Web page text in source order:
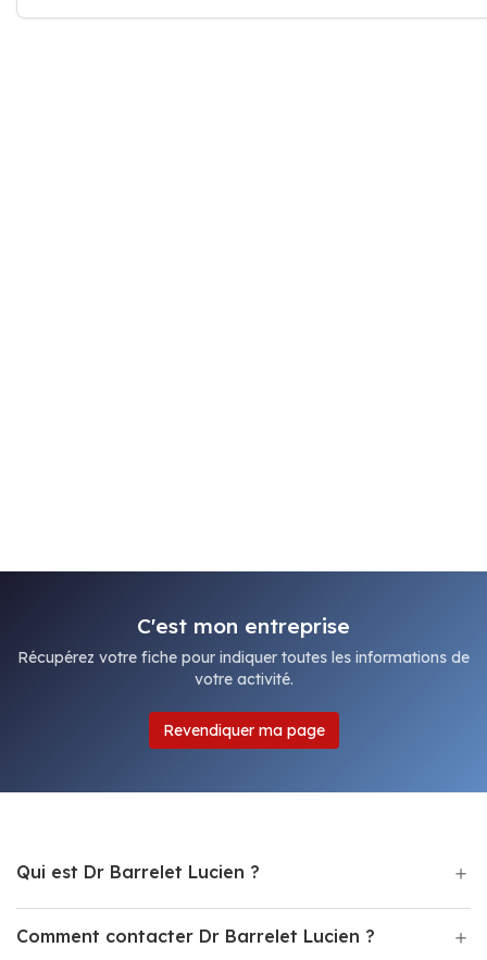
C'est mon entreprise
Récupérez votre fiche pour indiquer toutes les informations de
votre activité.
Revendiquer ma page
Qui est Dr Barrelet Lucien ?
Comment contacter Dr Barrelet Lucien ?